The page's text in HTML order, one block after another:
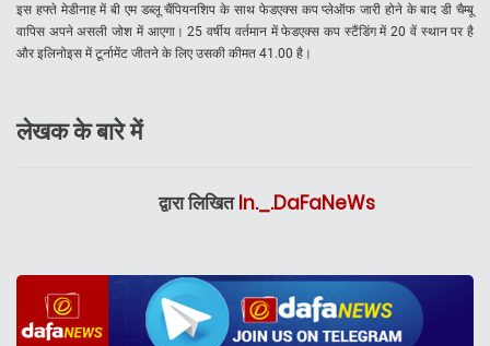
इस हफ्ते मेडीनाह में बी एम डब्लू चैंपियनशिप के साथ फेडएक्स कप प्लेऑफ जारी होने के बाद डी चैम्बू
वापिस अपने असली जोश में आएगा। 25 वर्षीय वर्तमान में फेडएक्स कप स्टैंडिंग में 20 वें स्थान पर है
और इलिनोइस में टूर्नामेंट जीतने के लिए उसकी कीमत 41.00 है।
लेखक के बारे में
द्वारा लिखितIn._.DaFaNeWs